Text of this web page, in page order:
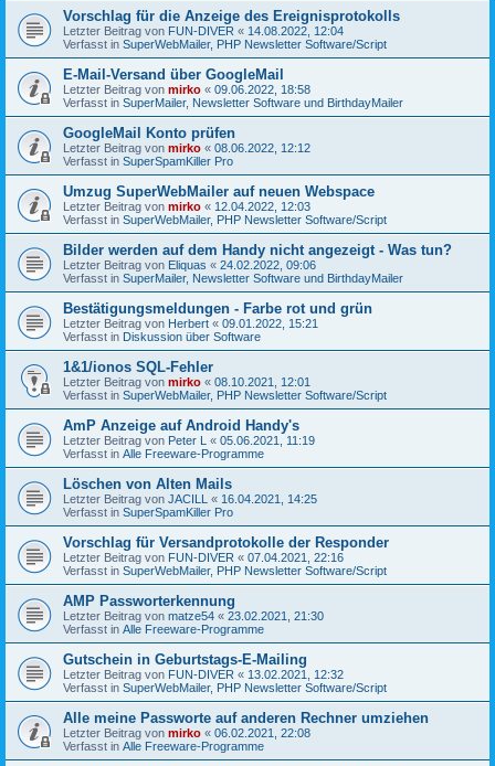
Vorschlag für die Anzeige des Ereignisprotokolls
Letzter Beitrag von FUN-DIVER « 14.08.2022, 12:04
Verfasst in SuperWebMailer, PHP Newsletter Software/Script
E-Mail-Versand über GoogleMail
Letzter Beitrag von mirko « 09.06.2022, 18:58
Verfasst in SuperMailer, Newsletter Software und BirthdayMailer
GoogleMail Konto prüfen
Letzter Beitrag von mirko « 08.06.2022, 12:12
Verfasst in SuperSpamKiller Pro
Umzug SuperWebMailer auf neuen Webspace
Letzter Beitrag von mirko « 12.04.2022, 12:03
Verfasst in SuperWebMailer, PHP Newsletter Software/Script
Bilder werden auf dem Handy nicht angezeigt - Was tun?
Letzter Beitrag von Eliquas « 24.02.2022, 09:06
Verfasst in SuperMailer, Newsletter Software und BirthdayMailer
Bestätigungsmeldungen - Farbe rot und grün
Letzter Beitrag von Herbert « 09.01.2022, 15:21
Verfasst in Diskussion über Software
1&1/ionos SQL-Fehler
Letzter Beitrag von mirko « 08.10.2021, 12:01
Verfasst in SuperWebMailer, PHP Newsletter Software/Script
AmP Anzeige auf Android Handy's
Letzter Beitrag von Peter L « 05.06.2021, 11:19
Verfasst in Alle Freeware-Programme
Löschen von Alten Mails
Letzter Beitrag von JACILL « 16.04.2021, 14:25
Verfasst in SuperSpamKiller Pro
Vorschlag für Versandprotokolle der Responder
Letzter Beitrag von FUN-DIVER « 07.04.2021, 22:16
Verfasst in SuperWebMailer, PHP Newsletter Software/Script
AMP Passworterkennung
Letzter Beitrag von matze54 « 23.02.2021, 21:30
Verfasst in Alle Freeware-Programme
Gutschein in Geburtstags-E-Mailing
Letzter Beitrag von FUN-DIVER « 13.02.2021, 12:32
Verfasst in SuperWebMailer, PHP Newsletter Software/Script
Alle meine Passworte auf anderen Rechner umziehen
Letzter Beitrag von mirko « 06.02.2021, 22:08
Verfasst in Alle Freeware-Programme